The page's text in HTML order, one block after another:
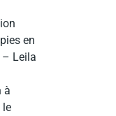
en
– Leila
à
le